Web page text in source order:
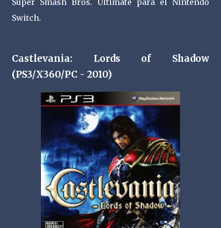
Switch.
Castlevania: Lords of Shadow
(PS3/X360/PC - 2010)